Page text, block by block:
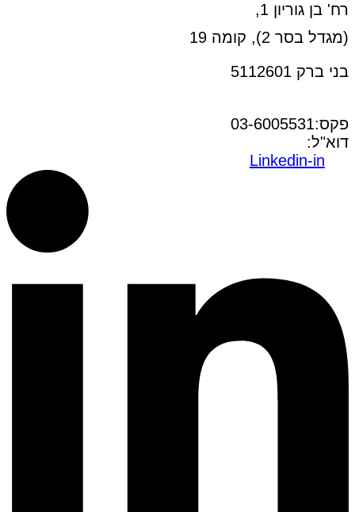
רח' בן גוריון 1,
(מגדל בסר 2), קומה 19
בני ברק 5112601
פקס:03-6005531
דוא"ל:
Linkedin-in